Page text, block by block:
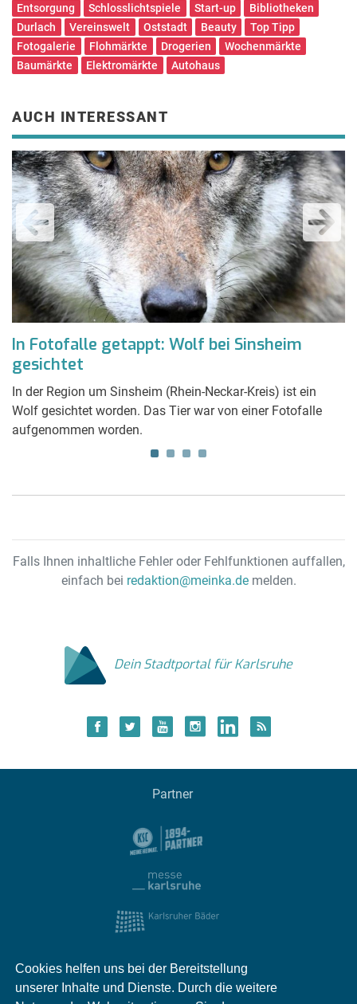
Cookies helfen uns bei der Bereitstellung
unserer Inhalte und Dienste. Durch die weitere
Entsorgung
Schlosslichtspiele Start-up
Bibliotheken
Durlach
Vereinswelt Oststadt Beauty
Top Tipp
Fotogalerie
Flohmärkte Drogerien
Wochenmärkte
Baumärkte
Elektromärkte Autohaus
AUCH INTERESSANT
In Fotofalle getappt: Wolf bei Sinsheim
gesichtet
In der Region um Sinsheim (Rhein-Neckar-Kreis) ist ein
Wolf gesichtet worden. Das Tier war von einer Fotofalle
aufgenommen worden.
Falls Ihnen inhaltliche Fehler oder Fehlfunktionen auffallen,
einfach bei redaktion@meinka.demelden.
Dein Stadtportal für Karlsruhe
Partner